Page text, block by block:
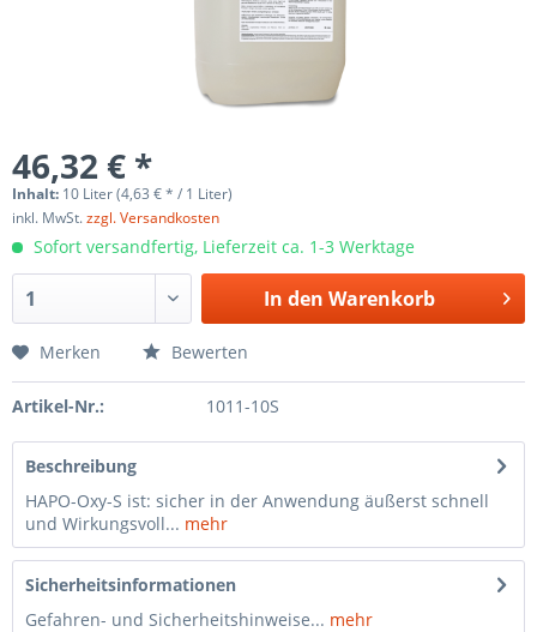
46,32 € *
Inhalt: 10 Liter (4,63 € * / 1 Liter)
inkl. MwSt.zzgl. Versandkosten
Sofort versandfertig, Lieferzeit ca. 1-3 Werktage
In den Warenkorb
Merken Bewerten
Artikel-Nr.: 1011-10S
Beschreibung
HAPO-Oxy-S ist: sicher in der Anwendung äußerst schnell
und Wirkungsvoll... mehr
Sicherheitsinformationen
Gefahren- und Sicherheitshinweise... mehr